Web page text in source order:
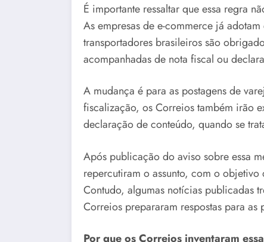
É importante ressaltar que essa regra
As empresas de e-commerce já
transportadores brasileiros são
acompanhadas de nota fiscal ou
A mudança é para as postagens de
fiscalização, os Correios também irão
declaração de conteúdo, quando se
Após publicação do aviso sobre essa
repercutiram o assunto, com o
Contudo, algumas notícias publicadas
Correios prepararam respostas para
Por que os Correios inventaram